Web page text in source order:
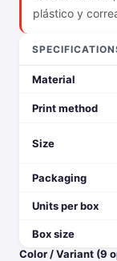
plástico y
Material
Print method
Size
Packaging
Units per box
Box size
Color / Variant (9